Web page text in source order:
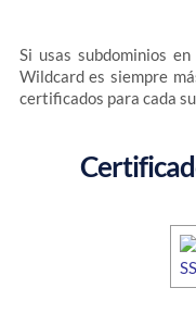
Si usas subdominios
Wildcard es siempre
certificados para cada